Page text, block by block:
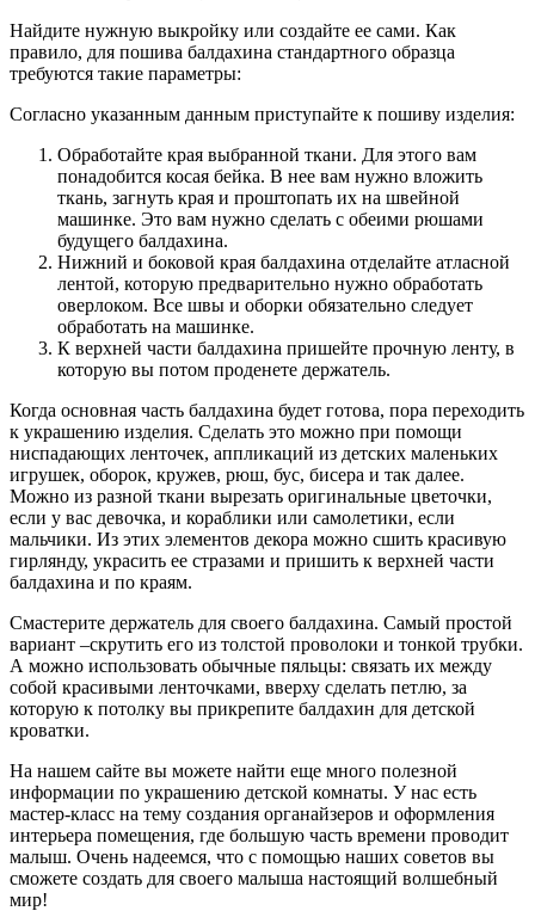
Найдите нужную выкройку или создайте ее сами. Как
правило, для пошива балдахина стандартного образца
требуются такие параметры:
Согласно указанным данным приступайте к пошиву изделия:
Обработайте края выбранной ткани. Для этого вам
понадобится косая бейка. В нее вам нужно вложить
ткань, загнуть края и проштопать их на швейной
машинке. Это вам нужно сделать с обеими рюшами
будущего балдахина.
Нижний и боковой края балдахина отделайте атласной
лентой, которую предварительно нужно обработать
оверлоком. Все швы и оборки обязательно следует
обработать на машинке.
К верхней части балдахина пришейте прочную ленту, в
которую вы потом проденете держатель.
Когда основная часть балдахина будет готова, пора переходить
к украшению изделия. Сделать это можно при помощи
ниспадающих ленточек, аппликаций из детских маленьких
игрушек, оборок, кружев, рюш, бус, бисера и так далее.
Можно из разной ткани вырезать оригинальные цветочки,
если у вас девочка, и кораблики или самолетики, если
мальчики. Из этих элементов декора можно сшить красивую
гирлянду, украсить ее стразами и пришить к верхней части
балдахина и по краям.
Смастерите держатель для своего балдахина. Самый простой
вариант –скрутить его из толстой проволоки и тонкой трубки.
А можно использовать обычные пяльцы: связать их между
собой красивыми ленточками, вверху сделать петлю, за
которую к потолку вы прикрепите балдахин для детской
кроватки.
На нашем сайте вы можете найти еще много полезной
информации по украшению детской комнаты. У нас есть
мастер-класс на тему создания органайзеров и оформления
интерьера помещения, где большую часть времени проводит
малыш. Очень надеемся, что с помощью наших советов вы
сможете создать для своего малыша настоящий волшебный
мир!